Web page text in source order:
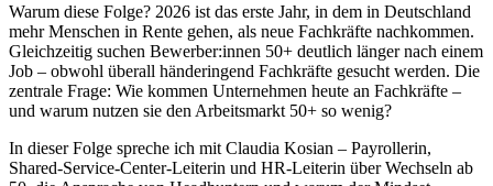
Warum diese Folge? 2026 ist das erste Jahr, in dem in Deutschland
mehr Menschen in Rente gehen, als neue Fachkräfte nachkommen.
Gleichzeitig suchen Bewerber:innen 50+ deutlich länger nach einem
Job – obwohl überall händeringend Fachkräfte gesucht werden. Die
zentrale Frage: Wie kommen Unternehmen heute an Fachkräfte –
und warum nutzen sie den Arbeitsmarkt 50+ so wenig?
In dieser Folge spreche ich mit Claudia Kosian – Payrollerin,
Shared-Service-Center-Leiterin und HR-Leiterin über Wechseln ab